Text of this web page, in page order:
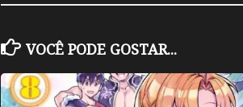
VOCÊ PODE GOSTAR...